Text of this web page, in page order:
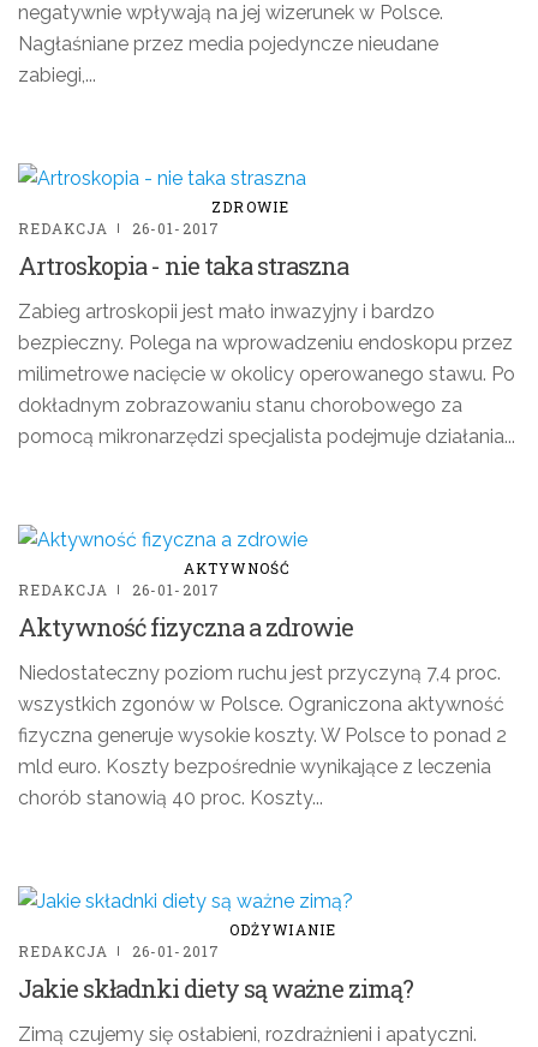
negatywnie wpływają na jej wizerunek w Polsce.
Nagłaśniane przez media pojedyncze nieudane
zabiegi,...
ZDROWIE
REDAKCJA
26-01-2017
Artroskopia - nie taka straszna
Zabieg artroskopii jest mało inwazyjny i bardzo
bezpieczny. Polega na wprowadzeniu endoskopu przez
milimetrowe nacięcie w okolicy operowanego stawu. Po
dokładnym zobrazowaniu stanu chorobowego za
pomocą mikronarzędzi specjalista podejmuje działania...
AKTYWNOŚĆ
REDAKCJA
26-01-2017
Aktywność fizyczna a zdrowie
Niedostateczny poziom ruchu jest przyczyną 7,4 proc.
wszystkich zgonów w Polsce. Ograniczona aktywność
fizyczna generuje wysokie koszty. W Polsce to ponad 2
mld euro. Koszty bezpośrednie wynikające z leczenia
chorób stanowią 40 proc. Koszty...
ODŻYWIANIE
REDAKCJA
26-01-2017
Jakie składnki diety są ważne zimą?
Zimą czujemy się osłabieni, rozdrażnieni i apatyczni.